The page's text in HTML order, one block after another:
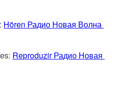
Hören Радио Новая Волна
Reproduzir Радио Новая